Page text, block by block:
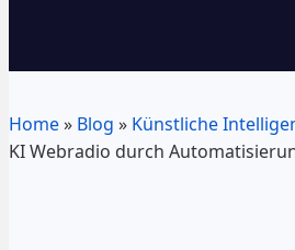
Home» Blog » Künstliche
KI Webradio durch